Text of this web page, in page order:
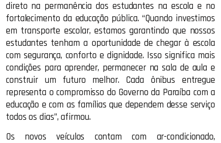
direto na permanência dos estudantes na escola e no
fortalecimento da educação pública. “Quando investimos
em transporte escolar, estamos garantindo que nossos
estudantes tenham a oportunidade de chegar à escola
com segurança, conforto e dignidade. Isso significa mais
condições para aprender, permanecer na sala de aula e
construir um futuro melhor. Cada ônibus entregue
representa o compromisso do Governo da Paraíba com a
educação e com as famílias que dependem desse serviço
todos os dias”, afirmou.
Os novos veículos contam com ar-condicionado,